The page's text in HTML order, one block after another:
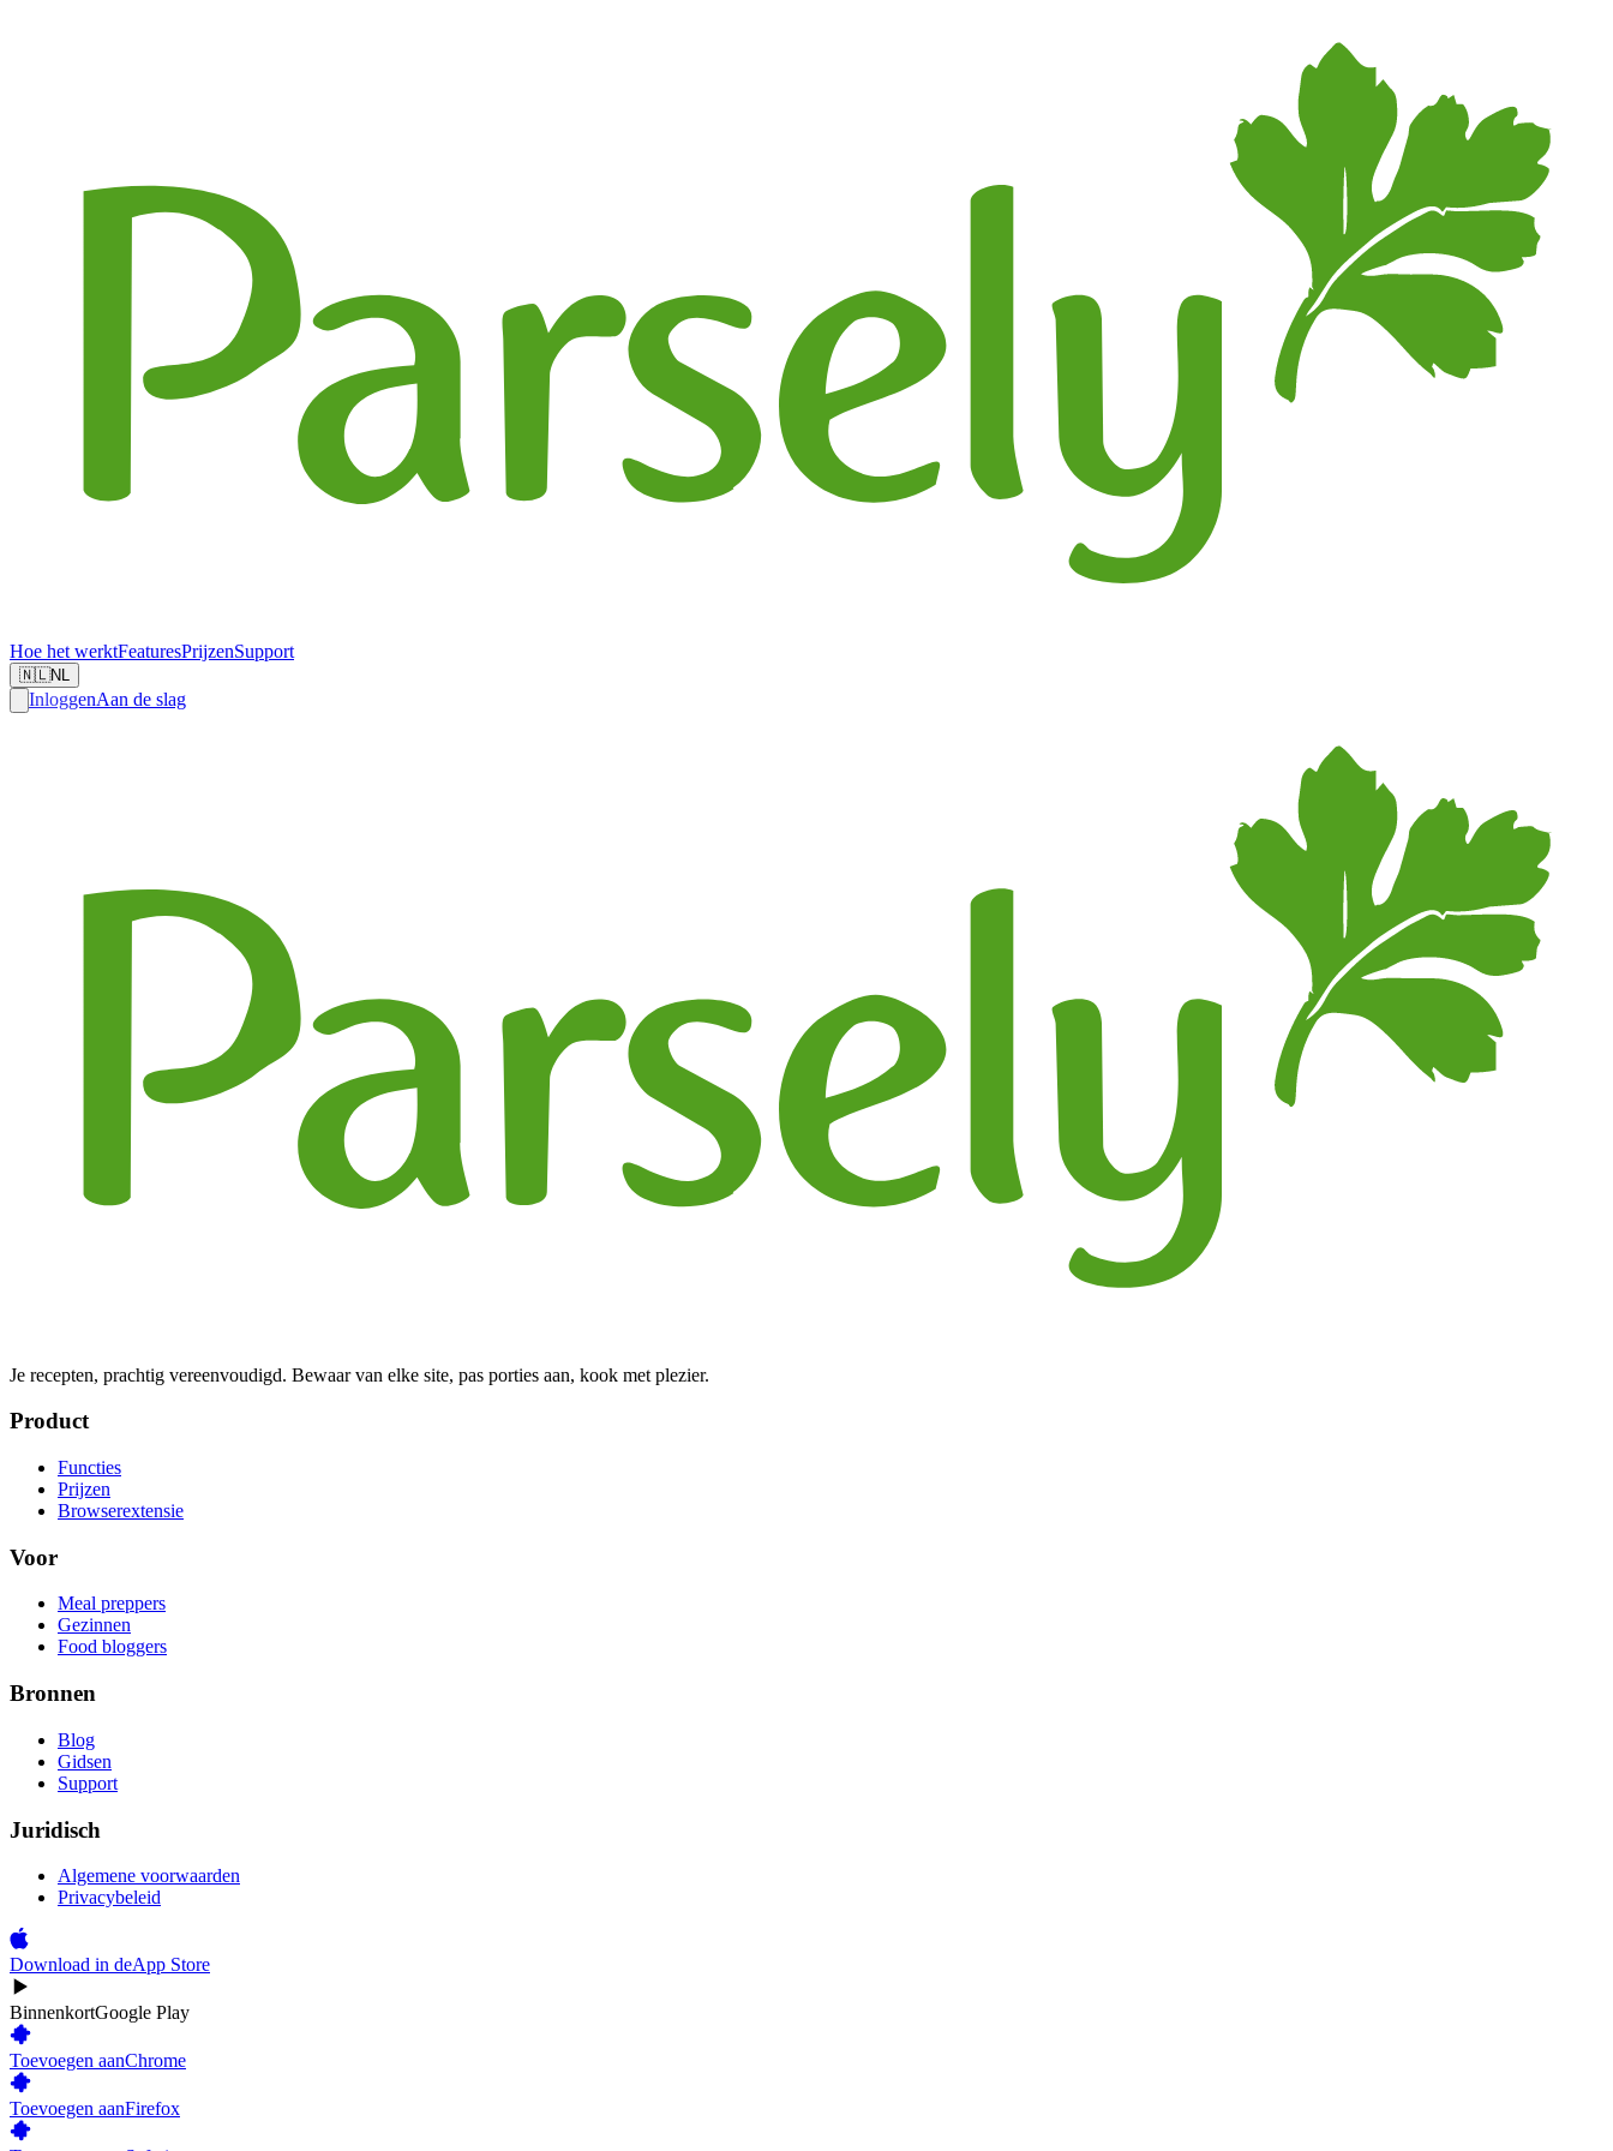
Hoe het werktFeaturesPrijzenSupport
🇳🇱NL
InloggenAan de slag
Je recepten, prachtig vereenvoudigd. Bewaar van elke site, pas porties aan, kook met plezier.
Product
Functies
Prijzen
Browserextensie
Voor
Meal preppers
Gezinnen
Food bloggers
Bronnen
Blog
Gidsen
Support
Juridisch
Algemene voorwaarden
Privacybeleid
Download in deApp Store
BinnenkortGoogle Play
Toevoegen aanChrome
Toevoegen aanFirefox